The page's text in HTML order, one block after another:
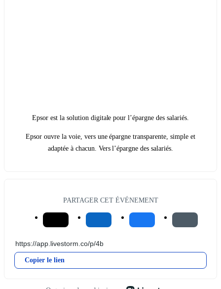
Epsor est la solution digitale pour l’épargne des salariés.
Epsor ouvre la voie, vers une épargne transparente, simple et
adaptée à chacun. Vers l’épargne des salariés.
PARTAGER CET ÉVÉNEMENT
Copier le lien